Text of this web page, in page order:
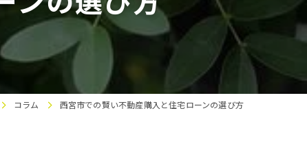
コラム 西宮市での賢い不動産購入と住宅ローンの選び方